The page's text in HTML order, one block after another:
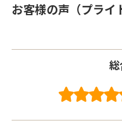
お客様の声（プライ